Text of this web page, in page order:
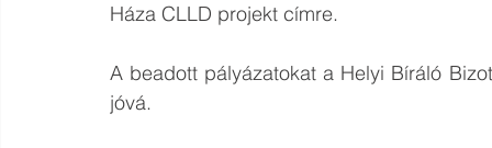
Háza CLLD projekt címre.
A beadott pályázatokat a Helyi Bíráló
jóvá.